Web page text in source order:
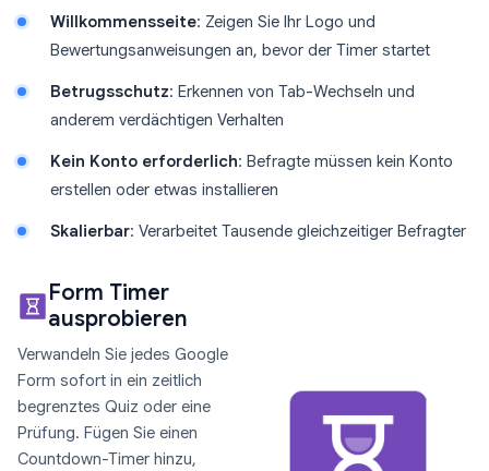
Willkommensseite: Zeigen Sie Ihr Logo und
Bewertungsanweisungen an, bevor der Timer startet
Betrugsschutz: Erkennen von Tab-Wechseln und
anderem verdächtigen Verhalten
Kein Konto erforderlich: Befragte müssen kein Konto
erstellen oder etwas installieren
Skalierbar: Verarbeitet Tausende gleichzeitiger Befragter
Form Timer
ausprobieren
Verwandeln Sie jedes Google
Form sofort in ein zeitlich
begrenztes Quiz oder eine
Prüfung. Fügen Sie einen
Countdown-Timer hinzu,